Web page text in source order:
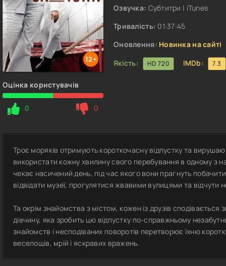
12+
Оцінка користувачів
0 0
Озвучка: Субтитри | iTunes
Тривалість: 01:37:45
Оновлення: Новинка на сайті
Якість:
HD 720 IMDb: 7.3
Троє моряків отримують короткочасну відпустку та
використати кожну хвилину свого перебування в одному з
чекає насичений день, під час якого вони прагнуть
відвідати музеї, прогулятися жвавими вулицями та
Та окрім знайомства з містом, кожен із друзів сподівається
дівчину, яка зробить цю відпустку по-справжньому
знайомств і несподіваних поворотів перетворює їхню
веселощів, мрій і яскравих вражень.